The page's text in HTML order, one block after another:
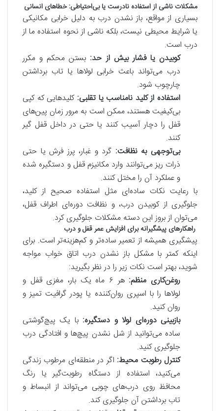
مشکلات ناشی از استفاده نادرست یا بی‌احتیاطی: خطاهای انسانی
بسیاری از مواقع، باز نشدن درب به دلیل خرابی مکانیکی
یا شرایط محیطی نیست، بلکه ناشی از نحوه استفاده ما از
درب است.
کوبیدن یا فشار بیش از حد: بستن محکم و مکرر
درب می‌تواند باعث خرابی لولاها یا تاب برداشتن
چارچوب شود.
استفاده از کلید نامناسب یا تقلبی: کلیدهایی که کپی
بی‌کیفیت هستند، ممکن است به مرور زمان پین‌های
قفل را دچار آسیب کنند یا حتی در داخل قفل گیر
کنند.
بی‌توجهی به نظافت: گرد و غبار، پرز فرش یا حتی
ذرات ریز می‌توانند وارد مکانیزم قفل و دستگیره شده
و عملکرد آن را مختل کنند.
با رعایت نکات ساده‌ای مثل استفاده صحیح از کلید،
جلوگیری از کوبیدن درب، و نظافت دوره‌ای اطراف قفل،
می‌توان از بروز این دسته مشکلات جلوگیری کرد.
راهکارهای پیشگیرانه برای افزایش عمر قفل و درب
پیشگیری همیشه از تعمیر ساده‌تر و کم‌هزینه‌تر است. برای
اینکه کمتر با مشکل باز نشدن درب اتاق خواب مواجه
شوید، بهتر است نکات زیر را در نظر بگیرید:
روغن‌کاری منظم:
هر ۶ ماه یک بار، مغزی قفل و
لولاها را با اسپری روان‌کننده یا پودر گرافیت تمیز و
روان کنید.
بازبینی دوره‌ای لولا و دستگیره: با یک پیچ‌گوشتی
ساده می‌توانید از شل نشدن پیچ‌ها و افتادگی درب
جلوگیری کنید.
کنترل رطوبت محیط: اگر در منطقه‌ای مرطوب زندگی
می‌کنید، استفاده از دستگاه رطوبت‌گیر یا رنگ
محافظ روی درب‌های چوبی می‌تواند از انبساط و
تاب برداشتن آن جلوگیری کند.